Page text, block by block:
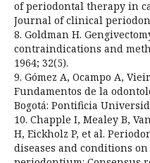
of periodontal therapy in
Journal of clinical
8. Goldman H.
contraindications and
1964; 32(5).
9. Gómez A, Ocampo A,
Fundamentos de la
Bogotá: Pontificia
10. Chapple I, Mealey B,
H, Eickholz P, et al.
diseases and conditions